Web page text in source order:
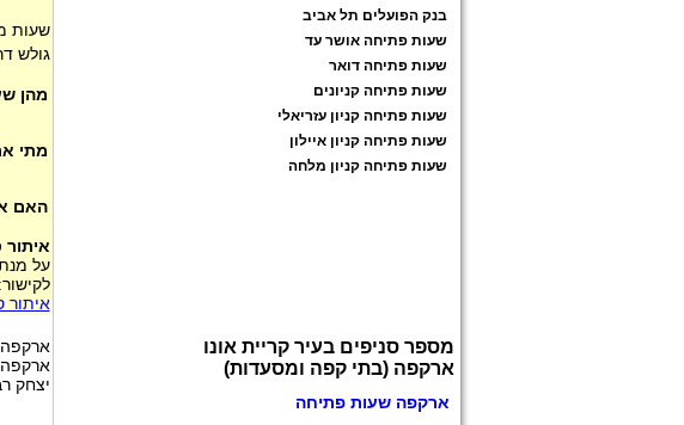
שעות
גולש
מהן
מתי
האם
על
לקישור:
איתור
ארקפה
ארקפה
יצחק רבין 2
בנק הפועלים תל אביב
שעות פתיחה אושר עד
שעות פתיחה דואר
שעות פתיחה קניונים
שעות פתיחה קניון עזריאלי
שעות פתיחה קניון איילון
שעות פתיחה קניון מלחה
מספר סניפים בעיר קריית אונו
ארקפה (בתי קפה ומסעדות)
ארקפה שעות פתיחה